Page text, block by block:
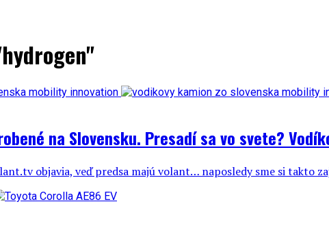
na Slovensku. Presadí sa vo svete?
objavia, veď predsa majú volant… naposledy sme si takto